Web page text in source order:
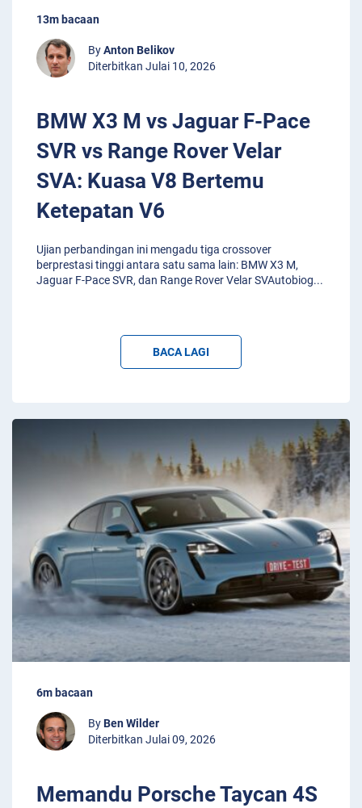
13m bacaan
ByAnton Belikov
Diterbitkan Julai 10, 2026
BMW X3 M vs Jaguar F-Pace
SVR vs Range Rover Velar
SVA: Kuasa V8 Bertemu
Ketepatan V6
Ujian perbandingan ini mengadu tiga crossover
berprestasi tinggi antara satu sama lain: BMW X3 M,
Jaguar F-Pace SVR, dan Range Rover Velar SVAutobiog...
BACA LAGI
6m bacaan
ByBen Wilder
Diterbitkan Julai 09, 2026
Memandu Porsche Taycan 4S